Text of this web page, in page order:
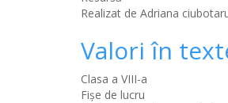
Realizat de Adriana
Valori în
Clasa a VIII-a
Fișe de lucru